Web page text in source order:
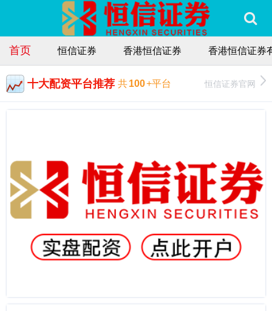
首页 恒信证券 香港恒信证券 香港恒信证券
十大配资平台推荐 共100+平台 恒信证券官网